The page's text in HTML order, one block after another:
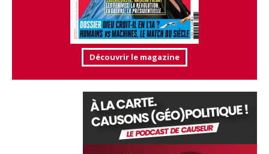
Découvrir le magazine